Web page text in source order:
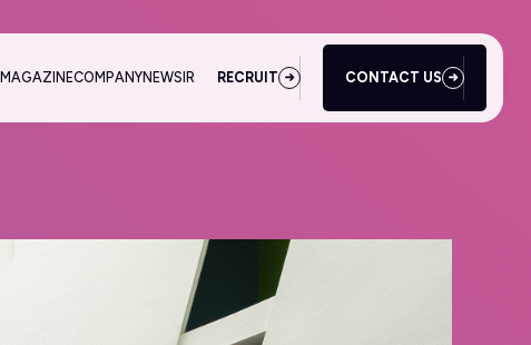
MAGAZINECOMPANYNEWS IR RECRUIT CONTACT US